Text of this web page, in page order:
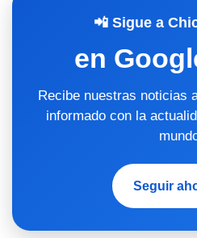
📲 Sigue a
en
Recibe nuestras noticias
informado con la
Seguir